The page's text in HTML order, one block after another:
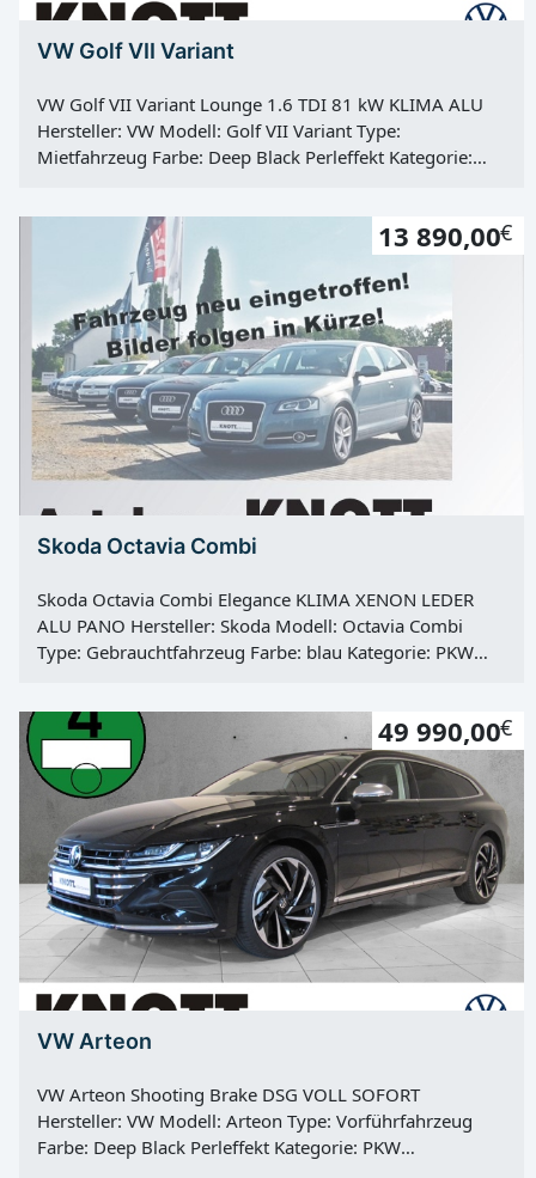
VW Golf VII Variant
VW Golf VII Variant Lounge 1.6 TDI 81 kW KLIMA ALU
Hersteller: VW Modell: Golf VII Variant Type:
Mietfahrzeug Farbe: Deep Black Perleffekt Kategorie:
1598 ccm Leistung: 81 KW / 110 PS Getriebe: manuell
Antrieb: Frontantrieb Hu: neu Vorbesitzer: 1
13 890,00€
Skoda Octavia Combi
Skoda Octavia Combi Elegance KLIMA XENON LEDER
ALU PANO Hersteller: Skoda Modell: Octavia Combi
Type: Gebrauchtfahrzeug Farbe: blau Kategorie: PKW
ccm Leistung: 103 KW / 140 PS Getriebe: Automatik
Antrieb: Frontantrieb Hu: neu Vorbesitzer: 3
49 990,00€
VW Arteon
VW Arteon Shooting Brake DSG VOLL SOFORT
Hersteller: VW Modell: Arteon Type: Vorführfahrzeug
Farbe: Deep Black Perleffekt Kategorie: PKW